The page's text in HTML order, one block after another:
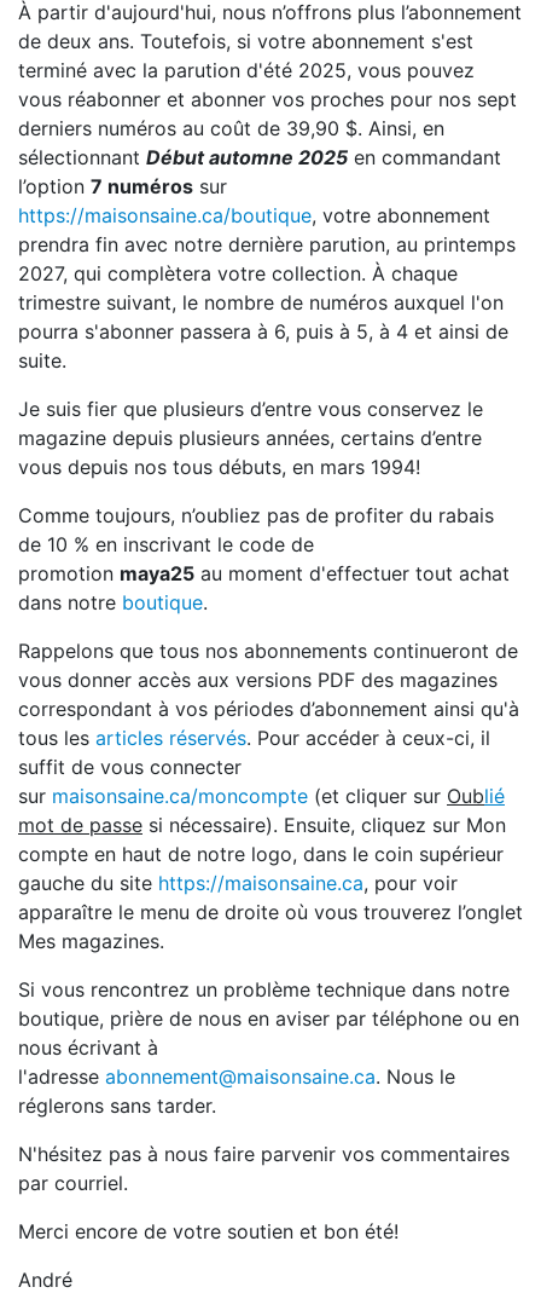
À partir d'aujourd'hui, nous n’offrons plus l’abonnement
de deux ans. Toutefois, si votre abonnement s'est
terminé avec la parution d'été 2025, vous pouvez
vous réabonner et abonner vos proches pour nos sept
derniers numéros au coût de 39,90 $. Ainsi, en
sélectionnant Début automne 2025 en commandant
l’option 7 numéros sur
https://maisonsaine.ca/boutique, votre abonnement
prendra fin avec notre dernière parution, au printemps
2027, qui complètera votre collection. À chaque
trimestre suivant, le nombre de numéros auxquel l'on
pourra s'abonner passera à 6, puis à 5, à 4 et ainsi de
suite.
Je suis fier que plusieurs d’entre vous conservez le
magazine depuis plusieurs années, certains d’entre
vous depuis nos tous débuts, en mars 1994!
Comme toujours, n’oubliez pas de profiter du rabais
de 10 % en inscrivant le code de
promotion maya25 au moment d'effectuer tout achat
dans notre boutique.
Rappelons que tous nos abonnements continueront de
vous donner accès aux versions PDF des magazines
correspondant à vos périodes d’abonnement ainsi qu'à
tous les articles réservés. Pour accéder à ceux-ci, il
suffit de vous connecter
sur maisonsaine.ca/moncompte (et cliquer sur Oublié
mot de passe si nécessaire). Ensuite, cliquez sur Mon
compte en haut de notre logo, dans le coin supérieur
gauche du site https://maisonsaine.ca, pour voir
apparaître le menu de droite où vous trouverez l’onglet
Mes magazines.
Si vous rencontrez un problème technique dans notre
boutique, prière de nous en aviser par téléphone ou en
nous écrivant à
l'adresse abonnement@maisonsaine.ca. Nous le
réglerons sans tarder.
N'hésitez pas à nous faire parvenir vos commentaires
par courriel.
Merci encore de votre soutien et bon été!
André